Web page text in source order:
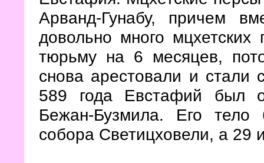
Арванд-Гунабу, причем
довольно много
тюрьму на 6 месяцев,
снова арестовали и стали
589 года Евстафий был
Бежан-Бузмила. Его тело
собора Светицховели, а 29